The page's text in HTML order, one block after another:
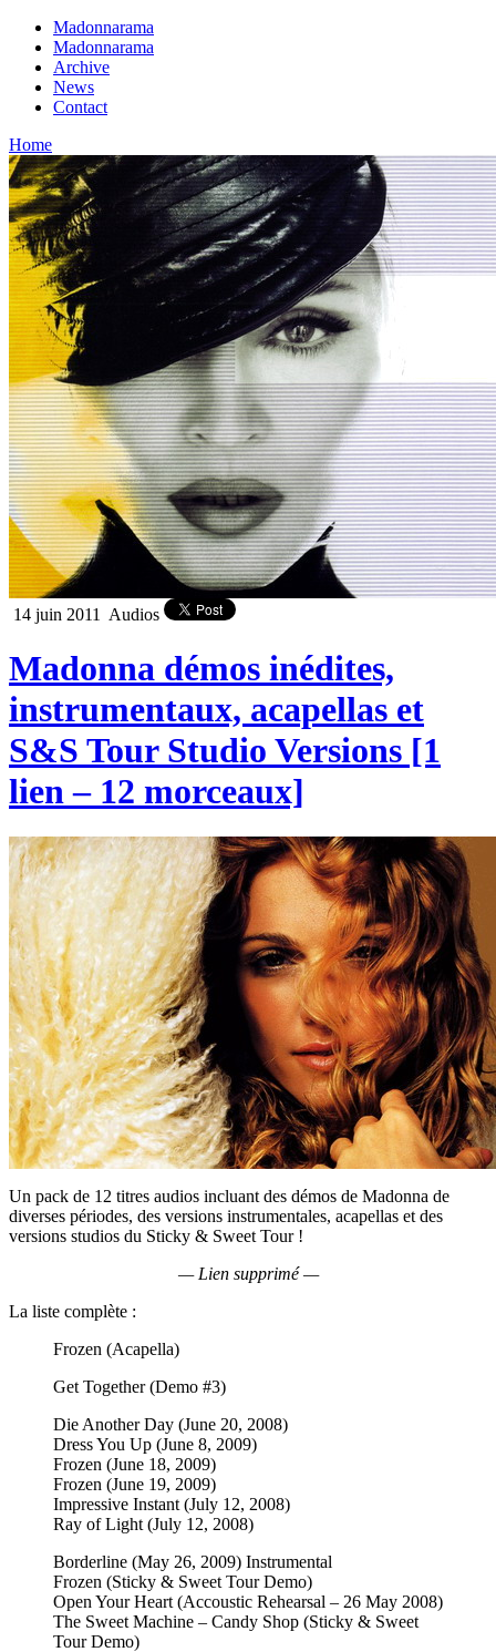
Madonnarama
Madonnarama
Archive
News
Contact
Home
14 juin 2011 Audios
Madonna démos inédites,
instrumentaux, acapellas et
S&S Tour Studio Versions [1
lien – 12 morceaux]
Un pack de 12 titres audios incluant des démos de Madonna de
diverses périodes, des versions instrumentales, acapellas et des
versions studios du Sticky & Sweet Tour !
— Lien supprimé —
La liste complète :
Frozen (Acapella)
Get Together (Demo #3)
Die Another Day (June 20, 2008)
Dress You Up (June 8, 2009)
Frozen (June 18, 2009)
Frozen (June 19, 2009)
Impressive Instant (July 12, 2008)
Ray of Light (July 12, 2008)
Borderline (May 26, 2009) Instrumental
Frozen (Sticky & Sweet Tour Demo)
Open Your Heart (Accoustic Rehearsal – 26 May 2008)
The Sweet Machine – Candy Shop (Sticky & Sweet
Tour Demo)